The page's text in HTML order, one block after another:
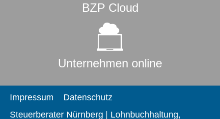
BZP Cloud
Unternehmen online
Impressum
Datenschutz
Steuerberater Nürnberg | Lohnbuchhaltung,